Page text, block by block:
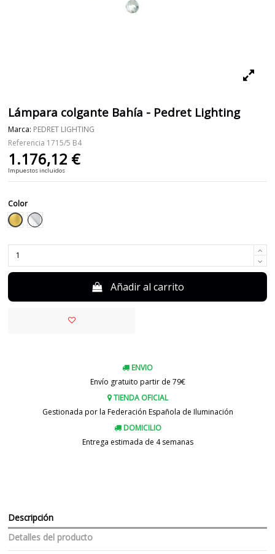
Lámpara colgante Bahía - Pedret Lighting
Marca: PEDRET LIGHTING
Referencia 1715/5 B4
1.176,12 €
Impuestos incluidos
Color
DoradoCromo
Añadir al carrito
ENVIO
Envío gratuito partir de 79€
TIENDA OFICIAL
Gestionada por la Federación Española de Iluminación
DOMICILIO
Entrega estimada de 4 semanas
Descripción
Detalles del producto